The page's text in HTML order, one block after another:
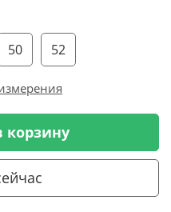
50 52
корзину